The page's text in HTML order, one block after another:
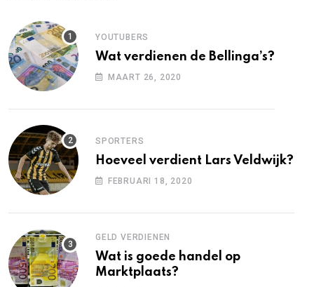
YOUTUBERS
Wat verdienen de Bellinga’s?
MAART 26, 2020
SPORTERS
Hoeveel verdient Lars Veldwijk?
FEBRUARI 18, 2020
GELD VERDIENEN
Wat is goede handel op
Marktplaats?